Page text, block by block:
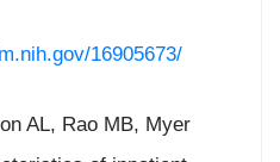
16905673/
AL, Rao MB, Myer